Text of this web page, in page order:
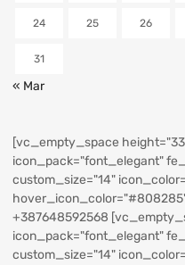
24 25 26
31
« Mar
[vc_empty_space
icon_pack="font_elegant"
custom_size="14"
+387648592568
icon_pack="font_elegant"
custom_size="14"